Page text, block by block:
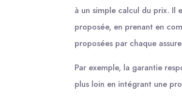
à un simple calcul du prix. Il
proposée, en prenant en
proposées par chaque
Par exemple, la garantie
plus loin en intégrant une